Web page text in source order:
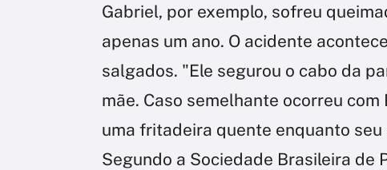
Gabriel, por exemplo, sofreu
apenas um ano. O acidente
salgados. "Ele segurou o cabo da
mãe. Caso semelhante ocorreu
uma fritadeira quente enquanto
Segundo a Sociedade Brasileira de